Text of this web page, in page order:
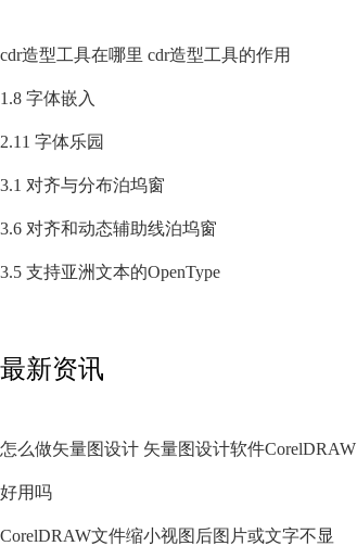
cdr造型工具在哪里 cdr造型工具的作用
1.8 字体嵌入
2.11 字体乐园
3.1 对齐与分布泊坞窗
3.6 对齐和动态辅助线泊坞窗
3.5 支持亚洲文本的OpenType
最新资讯
怎么做矢量图设计 矢量图设计软件CorelDRAW
好用吗
CorelDRAW文件缩小视图后图片或文字不显